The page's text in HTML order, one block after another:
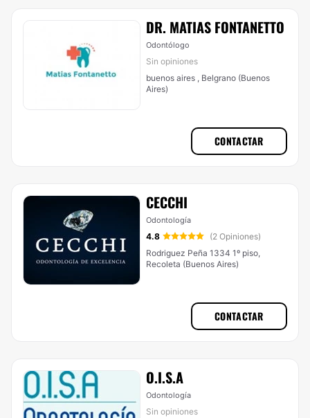
DR. MATIAS FONTANETTO
Odontólogo
Sin opiniones
buenos aires , Belgrano (Buenos
Aires)
CONTACTAR
CECCHI
Odontología
4.8
(2 Opiniones)
Rodriguez Peña 1334 1º piso,
Recoleta (Buenos Aires)
CONTACTAR
O.I.S.A
Odontología
Sin opiniones